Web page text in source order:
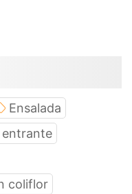
Ensalada
entrante
coliflor